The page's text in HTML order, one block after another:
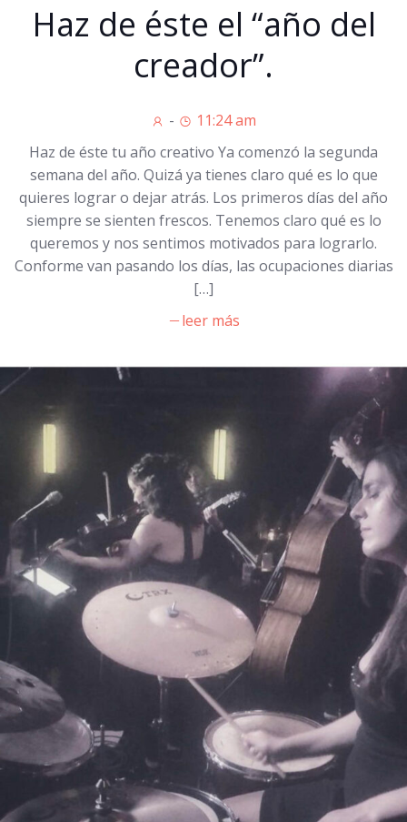
Haz de éste el “año del
creador”.
-
11:24 am
Haz de éste tu año creativo Ya comenzó la segunda
semana del año. Quizá ya tienes claro qué es lo que
quieres lograr o dejar atrás. Los primeros días del año
siempre se sienten frescos. Tenemos claro qué es lo
queremos y nos sentimos motivados para lograrlo.
Conforme van pasando los días, las ocupaciones diarias
[…]
leer más